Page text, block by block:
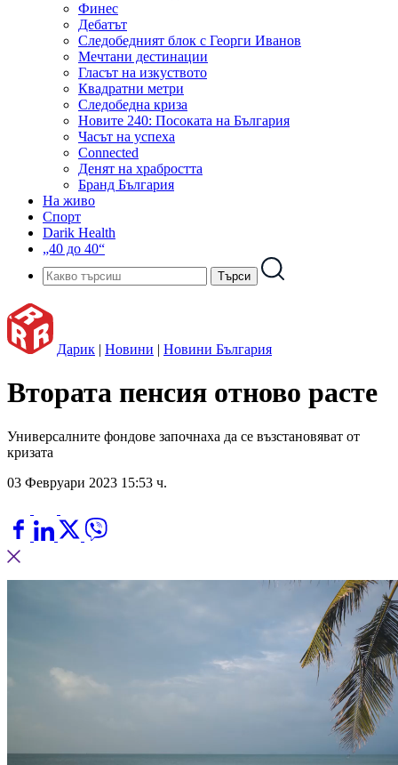
Финес
Дебатът
Следобедният блок с Георги Иванов
Мечтани дестинации
Гласът на изкуството
Квадратни метри
Следобедна криза
Новите 240: Посоката на България
Часът на успеха
Connected
Денят на храбростта
Бранд България
На живо
Спорт
Darik Health
„40 до 40“
Дарик | Новини | Новини България
Втората пенсия отново расте
Универсалните фондове започнаха да се възстановяват от
кризата
03 Февруари 2023 15:53 ч.